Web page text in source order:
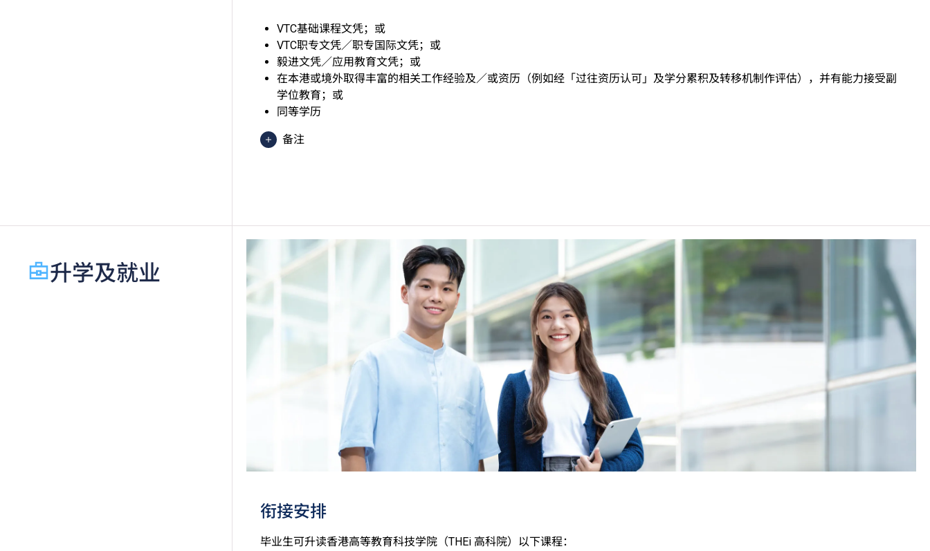
VTC基础课程文凭；或
VTC职专文凭／职专国际文凭；或
毅进文凭／应用教育文凭；或
在本港或境外取得丰富的相关工作经验及／或资历（例如经「过往资历认可」及学分累积及转移机制作评估），并有能力接受副
学位教育；或
同等学历
备注
语语言能力水平达A2或以上、日语达N3或以上 及 韩语达TOPIK II, 3级或以上，均被接受为一般入学条件中的五科之一。2026年
起，乌尔都语成绩达E级或以上亦会被接受。详情请按
香港中学文凭考试公民与社会发展科取得「达标」的成绩，于申请入学时会被视为等同香港中学文凭考试科目成绩达「第二
级」。
如五科香港中学文凭考试的其中一科为公民与社会发展科，一般入学条件为在该科取得「达标」成绩，以及在其他四个香港中学
文凭考试科目（包括中国语文和英国语文）取得第二级或以上成绩。另外，数学科延伸部分（单元一或单元二）第二级或以上成
绩亦被接受为一般入学条件中的五科之一。如申请人同时持有单元一及单元二成绩，于申请入学时只计算成绩较佳的一个单元。
适用于持中专教育文凭／职专文凭（于2017/18学年或以前入读的学生须完成指定升学单元）的毕业生。
修毕职专国际文凭课程的学生，可按其BTEC及IGCSE成绩，选择继续于职业训练局升读高级文凭课程。
申请人所递交的工作经验及／或资历，会经有关学系作个别评核。
升学及就业
衔接安排
毕业生可升读香港高等教育科技学院（THEi 高科院）以下课程：